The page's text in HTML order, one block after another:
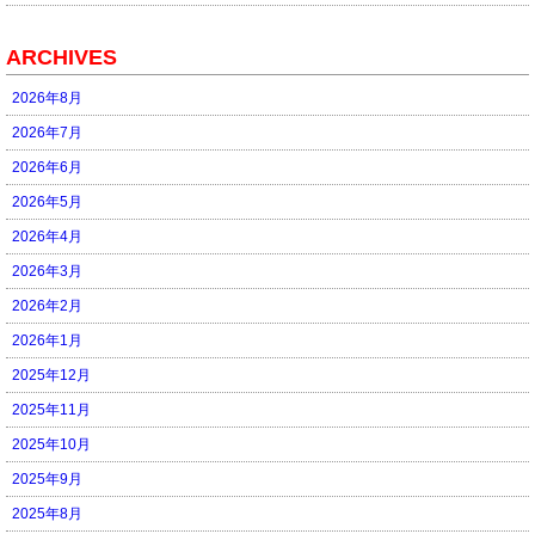
ARCHIVES
2026年8月
2026年7月
2026年6月
2026年5月
2026年4月
2026年3月
2026年2月
2026年1月
2025年12月
2025年11月
2025年10月
2025年9月
2025年8月